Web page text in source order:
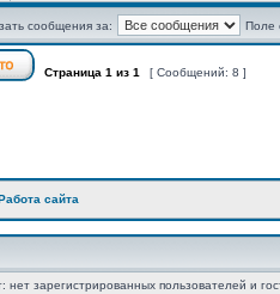
сообщения за: Поле
Страница 1 из 1 [ Сообщений: 8 ]
сайта
зарегистрированных пользователей и